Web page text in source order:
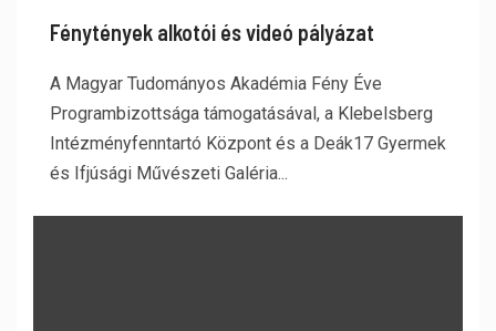
Fénytények alkotói és videó pályázat
A Magyar Tudományos Akadémia Fény Éve
Programbizottsága támogatásával, a Klebelsberg
Intézményfenntartó Központ és a Deák17 Gyermek
és Ifjúsági Művészeti Galéria...